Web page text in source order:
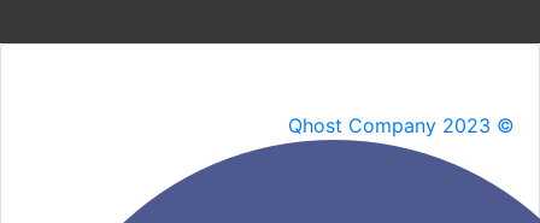
Qhost Company 2023 ©